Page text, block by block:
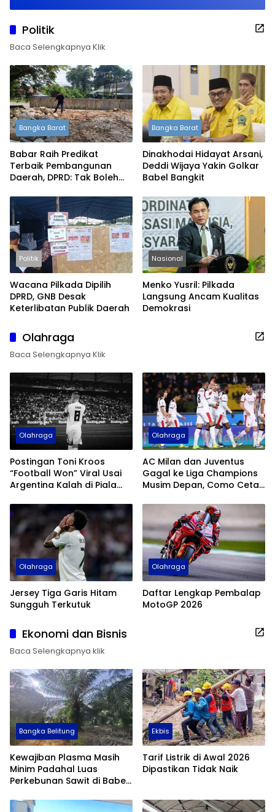
Politik
Baca Selengkapnya Klik
Bangka Barat
Babar Raih Predikat
Terbaik Pembangunan
Daerah, DPRD: Tak Boleh
Bangka Barat
Dinakhodai Hidayat Arsani,
Deddi Wijaya Yakin Golkar
Babel Bangkit
Politik
Wacana Pilkada Dipilih
DPRD, GNB Desak
Keterlibatan Publik Daerah
Nasional
Menko Yusril: Pilkada
Langsung Ancam Kualitas
Demokrasi
Olahraga
Baca Selengkapnya Klik
Olahraga
Postingan Toni Kroos
“Football Won” Viral Usai
Argentina Kalah di Piala
Olahraga
AC Milan dan Juventus
Gagal ke Liga Champions
Musim Depan, Como Cetak
Olahraga
Jersey Tiga Garis Hitam
Sungguh Terkutuk
Olahraga
Daftar Lengkap Pembalap
MotoGP 2026
Ekonomi dan Bisnis
Baca Selengkapnya klik
Bangka Belitung
Kewajiban Plasma Masih
Minim Padahal Luas
Perkebunan Sawit di Babel
Ekbis
Tarif Listrik di Awal 2026
Dipastikan Tidak Naik